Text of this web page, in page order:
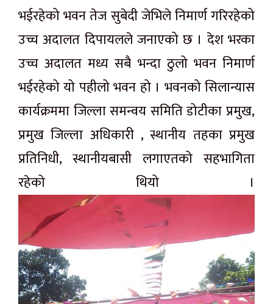
भईरहेको भवन तेज सुबेदी जेभिले निमार्ण गरिरहेको
उच्च अदालत दिपायलले जनाएको छ । देश भरका
उच्च अदालत मध्य सबै भन्दा ठुलो भवन निमार्ण
भईरहेको यो पहीलो भवन हो । भवनको सिलान्यास
कार्यक्रममा जिल्ला समन्वय समिति डोटीका प्रमुख,
प्रमुख जिल्ला अधिकारी , स्थानीय तहका प्रमुख
प्रतिनिधी, स्थानीयबासी लगाएतको सहभागिता
रहेको थियो ।